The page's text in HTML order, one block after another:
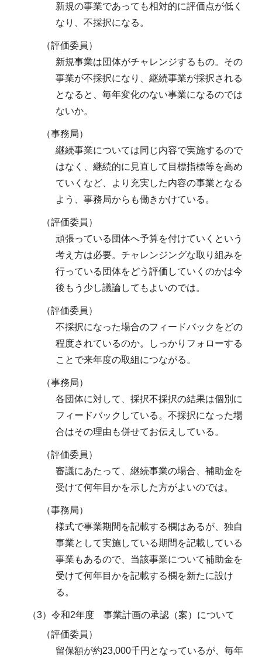
新規の事業であっても相対的に評価点が低く
なり、不採択になる。
（評価委員）
新規事業は団体がチャレンジするもの。その
事業が不採択になり、継続事業が採択される
となると、毎年変化のない事業になるのでは
ないか。
（事務局）
継続事業については同じ内容で実施するので
はなく、継続的に見直して目標指標等を高め
ていくなど、より充実した内容の事業となる
よう、事務局からも働きかけている。
（評価委員）
頑張っている団体へ予算を付けていくという
考え方は必要。チャレンジングな取り組みを
行っている団体をどう評価していくのかは今
後もう少し議論してもよいのでは。
（評価委員）
不採択になった場合のフィードバックをどの
程度されているのか。しっかりフォローする
ことで来年度の取組につながる。
（事務局）
各団体に対して、採択不採択の結果は個別に
フィードバックしている。不採択になった場
合はその理由も併せてお伝えしている。
（評価委員）
審議にあたって、継続事業の場合、補助金を
受けて何年目かを示した方がよいのでは。
（事務局）
様式で事業期間を記載する欄はあるが、独自
事業として実施している期間を記載している
事業もあるので、当該事業について補助金を
受けて何年目かを記載する欄を新たに設け
る。
（3）令和2年度 事業計画の承認（案）について
（評価委員）
留保額が約23,000千円となっているが、毎年